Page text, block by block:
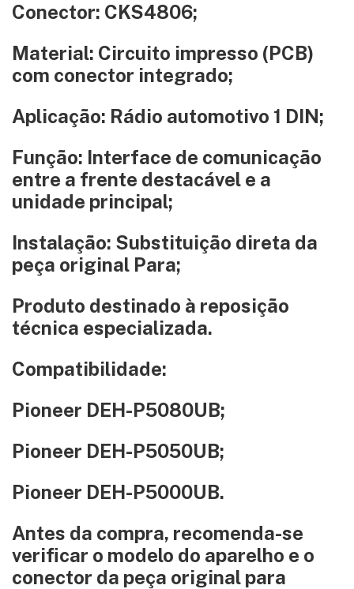
Conector: CKS4806;
Material: Circuito impresso (PCB)
com conector integrado;
Aplicação: Rádio automotivo 1 DIN;
Função: Interface de comunicação
entre a frente destacável e a
unidade principal;
Instalação: Substituição direta da
peça original Para;
Produto destinado à reposição
técnica especializada.
Compatibilidade:
Pioneer DEH-P5080UB;
Pioneer DEH-P5050UB;
Pioneer DEH-P5000UB.
Antes da compra, recomenda-se
verificar o modelo do aparelho e o
conector da peça original para